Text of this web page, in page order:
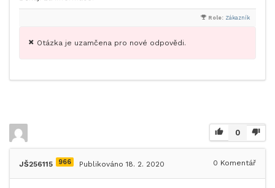
Role: Zákazník
Otázka je uzamčena pro nové odpovědi.
0
JŠ256115 966 Publikováno 18. 2. 2020 0 Komentář